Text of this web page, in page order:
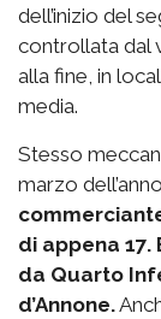
dell’inizio del
controllata dal
alla fine, in
media.
Stesso
marzo
di appena 17.
da Quarto
d’Annone.